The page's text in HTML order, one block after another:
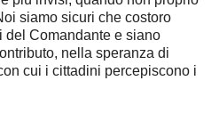
siamo sicuri che costoro
del Comandante e siano
nella speranza di
cui i cittadini percepiscono i